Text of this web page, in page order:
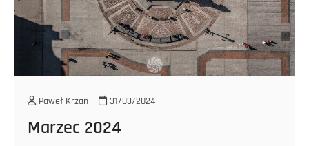
Paweł Krzan 31/03/2024
Marzec 2024